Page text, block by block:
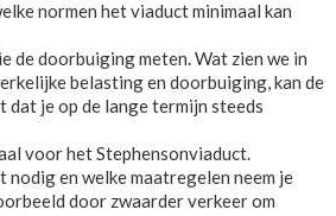
normen het viaduct minimaal kan
de doorbuiging meten. Wat zien we in
belasting en doorbuiging, kan de
je op de lange termijn steeds
voor het Stephensonviaduct.
nodig en welke maatregelen neem je
door zwaarder verkeer om